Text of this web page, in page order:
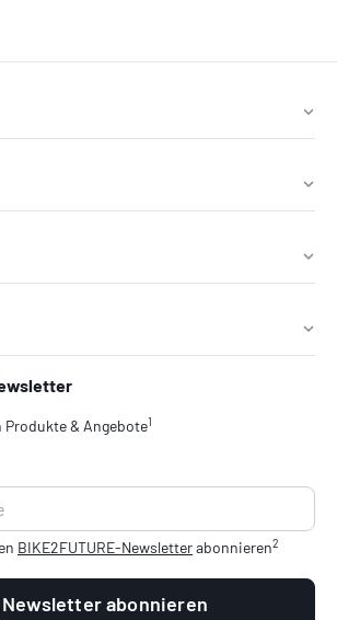
& Angebote1
BIKE2FUTURE-Newsletterabonnieren2
Newsletter abonnieren